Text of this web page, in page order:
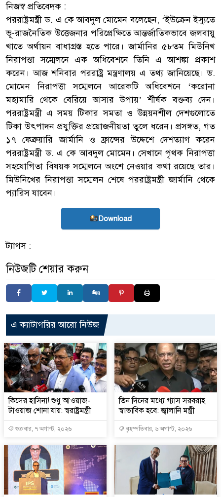
নিজস্ব প্রতিবেদক :
পররাষ্ট্রমন্ত্রী ড. এ কে আবদুল মোমেন বলেছেন, ‘ইউক্রেন ইস্যুতে
ভূ-রাজনৈতিক উত্তেজনার পরিপ্রেক্ষিতে আন্তর্জাতিকভাবে জলবায়ু
খাতে অর্থায়ন বাধাগ্রস্ত হতে পারে। জার্মানির ৫৮তম মিউনিখ
নিরাপত্তা সম্মেলনে এক অধিবেশনে তিনি এ আশঙ্কা প্রকাশ
করেন। আজ শনিবার পররাষ্ট্র মন্ত্রণালয় এ তথ্য জানিয়েছে। ড.
মোমেন নিরাপত্তা সম্মেলনে আরেকটি অধিবেশনে ‘করোনা
মহামারি থেকে বেরিয়ে আসার উপায়’ শীর্ষক বক্তব্য দেন।
পররাষ্ট্রমন্ত্রী এ সময় টিকার সমতা ও উন্নয়নশীল দেশগুলোতে
টিকা উৎপাদন প্রযুক্তির প্রয়োজনীয়তা তুলে ধরেন। প্রসঙ্গত, গত
১৭ ফেব্রুয়ারি জার্মানি ও ফ্রান্সের উদ্দেশে দেশত্যাগ করেন
পররাষ্ট্রমন্ত্রী ড. এ কে আবদুল মোমেন। সেখানে পৃথক নিরাপত্তা
সহযোগিতা বিষয়ক সম্মেলনে অংশে নেওয়ার কথা রয়েছে তার।
মিউনিখের নিরাপত্তা সম্মেলন শেষে পররাষ্ট্রমন্ত্রী জার্মানি থেকে
প্যারিস যাবেন।
Download
ট্যাগস :
নিউজটি শেয়ার করুন
এ ক্যাটাগরির আরো নিউজ
কিসের হাসিনা! শুধু আওয়াজ-
টাওয়াজ শোনা যায়: স্বরাষ্ট্রমন্ত্রী
শুক্রবার, ৭ অগাস্ট, ২০২৬
তিন দিনের মধ্যে গ্যাস সরবরাহ
স্বাভাবিক হবে: জ্বালানি মন্ত্রী
বৃহস্পতিবার, ৬ অগাস্ট, ২০২৬